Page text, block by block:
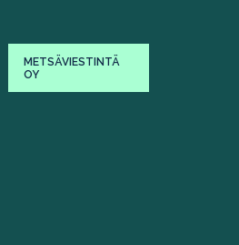
METSÄVIESTINTÄ
OY